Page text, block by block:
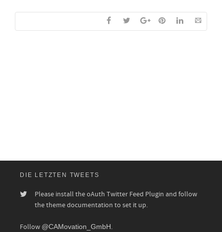
DIE LETZTEN TWEETS
Please install the oAuth Twitter Feed Plugin and follow
the theme documentation to set it up.
Follow @CAMovation_GmbH.